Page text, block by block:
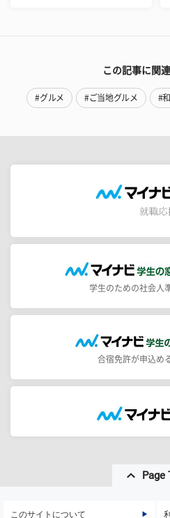
この記事に関
#グルメ #ご当地グルメ #
学生のための社会人
合宿免許が申込め
Page
このサイトについて